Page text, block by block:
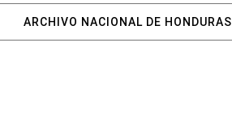
ARCHIVO NACIONAL DE HONDURAS